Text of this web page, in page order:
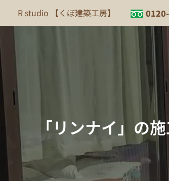
キ
R studio 【くぼ建築工房】
「リンナイ」の